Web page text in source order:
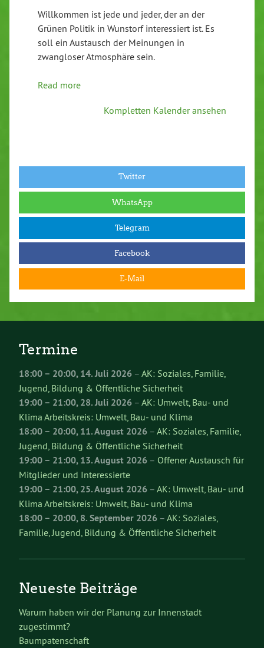
Willkommen ist jede und jeder, der an der
Grünen Politik in Wunstorf interessiert ist. Es
soll ein Austausch der Meinungen in
zwangloser Atmosphäre sein.
Read more
Kompletten Kalender ansehen
Twitter
WhatsApp
Telegram
Facebook
E-Mail
Termine
18:00– 20:00,14. Juli 2026 – AK: Soziales, Familie,
Jugend, Bildung & Öffentliche Sicherheit
19:00– 21:00,28. Juli 2026 – AK: Umwelt, Bau- und
Klima Arbeitskreis: Umwelt, Bau- und Klima
18:00– 20:00,11. August 2026 – AK: Soziales, Familie,
Jugend, Bildung & Öffentliche Sicherheit
19:00– 21:00,13. August 2026 – Offener Austausch für
Mitglieder und Interessierte
19:00– 21:00,25. August 2026 – AK: Umwelt, Bau- und
Klima Arbeitskreis: Umwelt, Bau- und Klima
18:00– 20:00,8. September 2026 – AK: Soziales,
Familie, Jugend, Bildung & Öffentliche Sicherheit
Neueste Beiträge
Warum haben wir der Planung zur Innenstadt
zugestimmt?
Baumpatenschaft